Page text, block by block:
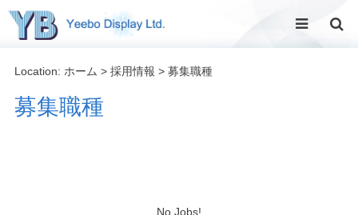
Location: ホーム > 採用情報 > 募集職種
募集職種
No Jobs!